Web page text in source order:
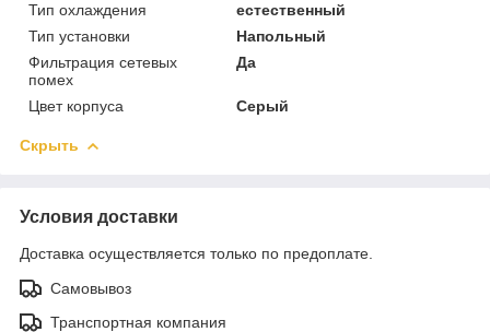
Тип охлаждения
естественный
Тип установки
Напольный
Фильтрация сетевых
помех
Да
Цвет корпуса Серый
Скрыть
Условия доставки
Доставка осуществляется только по предоплате.
Самовывоз
Транспортная компания